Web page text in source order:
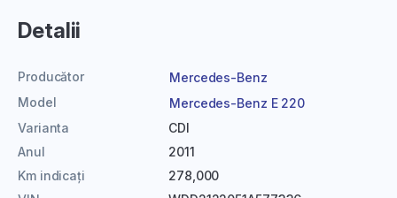
Detalii
Producător
Mercedes-Benz
Model
Mercedes-Benz E 220
Varianta
CDI
Anul
2011
Km indicați
278,000